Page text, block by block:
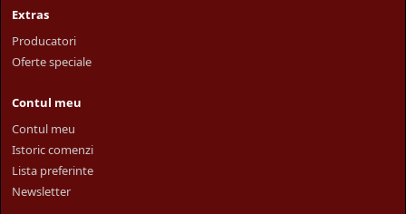
Extras
Producatori
Oferte speciale
Contul meu
Contul meu
Istoric comenzi
Lista preferinte
Newsletter